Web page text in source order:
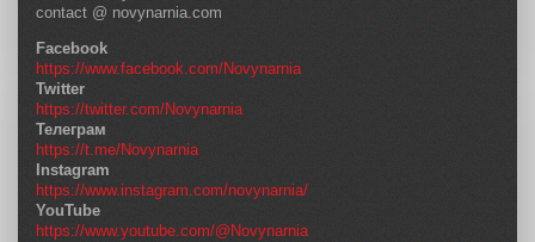
contact @ novynarnia.com
Facebook
https://www.facebook.com/Novynarnia
Twitter
https://twitter.com/Novynarnia
Телеграм
https://t.me/Novynarnia
Instagram
https://www.instagram.com/novynarnia/
YouTube
https://www.youtube.com/@Novynarnia